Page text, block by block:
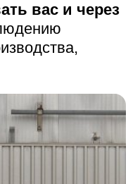
вас и через